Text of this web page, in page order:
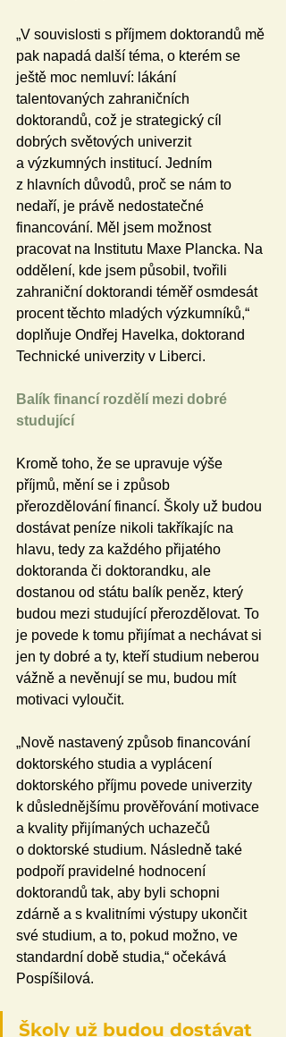
„V souvislosti s příjmem doktorandů mě
pak napadá další téma, o kterém se
ještě moc nemluví: lákání
talentovaných zahraničních
doktorandů, což je strategický cíl
dobrých světových univerzit
a výzkumných institucí. Jedním
z hlavních důvodů, proč se nám to
nedaří, je právě nedostatečné
financování. Měl jsem možnost
pracovat na Institutu Maxe Plancka. Na
oddělení, kde jsem působil, tvořili
zahraniční doktorandi téměř osmdesát
procent těchto mladých výzkumníků,“
doplňuje Ondřej Havelka, doktorand
Technické univerzity v Liberci.
Balík financí rozdělí mezi dobré
studující
Kromě toho, že se upravuje výše
příjmů, mění se i způsob
přerozdělování financí. Školy už budou
dostávat peníze nikoli takříkajíc na
hlavu, tedy za každého přijatého
doktoranda či doktorandku, ale
dostanou od státu balík peněz, který
budou mezi studující přerozdělovat. To
je povede k tomu přijímat a nechávat si
jen ty dobré a ty, kteří studium neberou
vážně a nevěnují se mu, budou mít
motivaci vyloučit.
„Nově nastavený způsob financování
doktorského studia a vyplácení
doktorského příjmu povede univerzity
k důslednějšímu prověřování motivace
a kvality přijímaných uchazečů
o doktorské studium. Následně také
podpoří pravidelné hodnocení
doktorandů tak, aby byli schopni
zdárně a s kvalitními výstupy ukončit
své studium, a to, pokud možno, ve
standardní době studia,“ očekává
Pospíšilová.
Školy už budou dostávat